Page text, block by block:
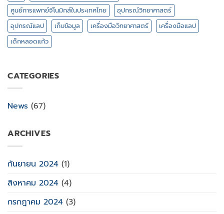
ศูนย์การแพทย์จีโนมิกส์ในประเทศไทย
อุปกรณ์วิทยาศาสตร์
อุปกรณ์แลป
เก็บข้อมูล เครื่องมือวิทยาศาสตร์
เครื่องมือแลป
เด็กหลอดแก้ว
CATEGORIES
News (67)
ARCHIVES
กันยายน 2024 (1)
สิงหาคม 2024 (4)
กรกฎาคม 2024 (3)